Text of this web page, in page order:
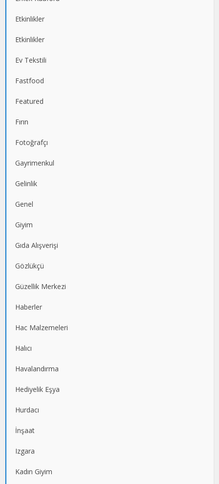
Etkinlikler
Etkinlikler
Ev Tekstili
Fastfood
Featured
Fırın
Fotoğrafçı
Gayrimenkul
Gelinlik
Genel
Giyim
Gıda Alışverişi
Gözlükçü
Güzellik Merkezi
Haberler
Hac Malzemeleri
Halıcı
Havalandırma
Hediyelik Eşya
Hurdacı
İnşaat
Izgara
Kadın Giyim